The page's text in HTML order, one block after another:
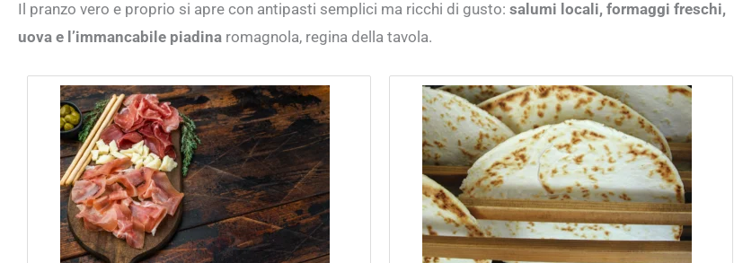
Il pranzo vero e proprio si apre con antipasti semplici ma ricchi di gusto: salumi locali, formaggi freschi,
uova e l’immancabile piadina romagnola, regina della tavola.